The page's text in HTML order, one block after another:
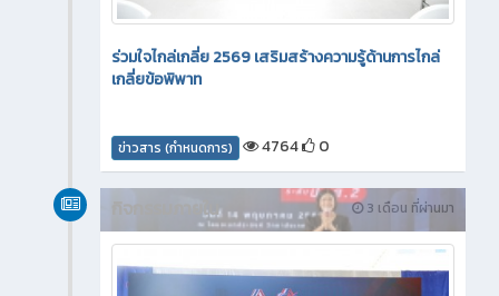
ร่วมใจไกล่เกลี่ย 2569 เสริมสร้างความรู้ด้านการไกล่
เกลี่ยข้อพิพาท
ข่าวสาร (กำหนดการ) 4764 0
3 เดือน ที่ผ่านมา
กิจกรรมภายใน